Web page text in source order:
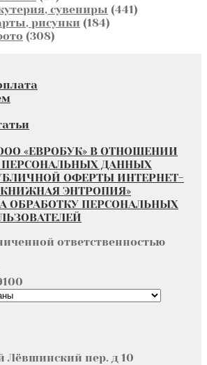
товаров
сувениры 441441
рисунки 184184
308308
«ЕВРОБУК» В ОТНОШЕНИИ
ПЕРСОНАЛЬНЫХ ДАННЫХ
ОФЕРТЫ ИНТЕРНЕТ-
ЭНТРОПИЯ»
ОБРАБОТКУ ПЕРСОНАЛЬНЫХ
ответственностью
Лёвшинский пер. д 10